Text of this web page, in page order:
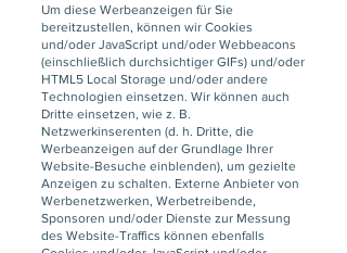
Um diese Werbeanzeigen für Sie
bereitzustellen, können wir Cookies
und/oder JavaScript und/oder Webbeacons
(einschließlich durchsichtiger GIFs) und/oder
HTML5 Local Storage und/oder andere
Technologien einsetzen. Wir können auch
Dritte einsetzen, wie z. B.
Netzwerkinserenten (d. h. Dritte, die
Werbeanzeigen auf der Grundlage Ihrer
Website-Besuche einblenden), um gezielte
Anzeigen zu schalten. Externe Anbieter von
Werbenetzwerken, Werbetreibende,
Sponsoren und/oder Dienste zur Messung
des Website-Traffics können ebenfalls